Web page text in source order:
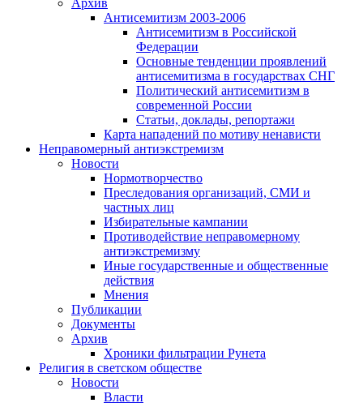
Архив
Антисемитизм 2003-2006
Антисемитизм в Российской
Федерации
Основные тенденции проявлений
антисемитизма в государствах СНГ
Политический антисемитизм в
современной России
Статьи, доклады, репортажи
Карта нападений по мотиву ненависти
Неправомерный антиэкстремизм
Новости
Нормотворчество
Преследования организаций, СМИ и
частных лиц
Избирательные кампании
Противодействие неправомерному
антиэкстремизму
Иные государственные и общественные
действия
Мнения
Публикации
Документы
Архив
Хроники фильтрации Рунета
Религия в светском обществе
Новости
Власти